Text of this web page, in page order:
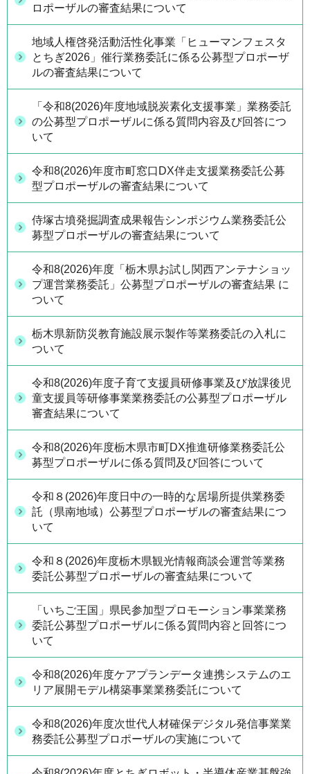
ロポーザルの審査結果について
地域人権啓発活動活性化事業「ヒューマンフェスタ
とちぎ2026」催行業務委託に係る公募型プロポーザ
ルの審査結果について
「令和8(2026)年度地域脱炭素化支援事業」業務委託
の公募型プロポーザルに係る質問内容及び回答につ
いて
令和8(2026)年度市町窓口DX伴走支援業務委託公募
型プロポーザルの審査結果について
侍塚古墳発掘調査成果報告シンポジウム業務委託公
募型プロポーザルの審査結果について
令和8(2026)年度「栃木県お試し関西アンテナショッ
プ運営業務委託」公募型プロポーザルの審査結果 に
ついて
栃木県新防災教育施設展示製作等業務委託の入札に
ついて
令和8(2026)年度子育て支援員研修事業及び放課後児
童支援員等研修事業業務委託の公募型プロポーザル
審査結果について
令和8(2026)年度栃木県市町DX推進研修業務委託公
募型プロポーザルに係る質問及び回答について
令和８(2026)年度日中の一時的な居場所提供業務委
託（県南地域）公募型プロポーザルの審査結果につ
いて
令和８(2026)年度栃木県観光情報商談会運営等業務
委託公募型プロポーザルの審査結果について
「いちご王国」県民参加型プロモーション事業業務
委託公募型プロポーザルに係る質問内容と回答につ
いて
令和8(2026)年度ケアプランデータ連携システムのエ
リア展開モデル構築事業業務委託について
令和8(2026)年度次世代人材確保デジタル発信事業業
務委託公募型プロポーザルの実施について